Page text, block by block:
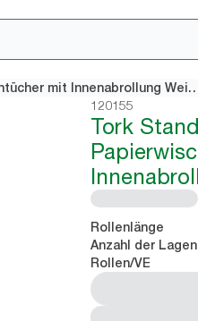
Tork Standard-Papierwischtücher mit
120155
Tork
Rollenlänge
Anzahl der Lagen
Rollen/VE